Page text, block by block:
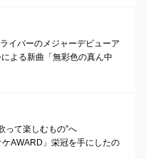
イバーのメジャーデビューア
よる新曲「無彩色の真ん中
って楽しむもの”へ
AWARD」栄冠を手にしたの